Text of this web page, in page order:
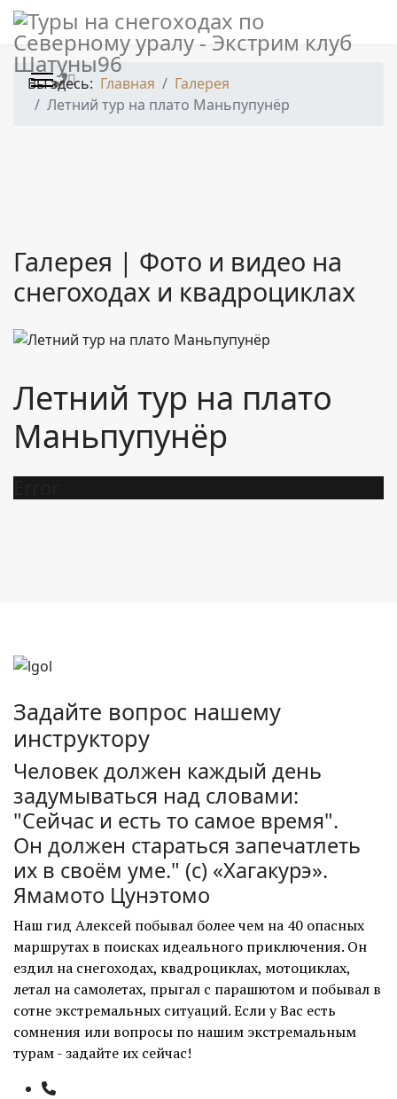
Контакты
Ленина 52
+7 (912) 279 67 96
shatuny96@yandex.ru
Вы здесь: Главная
Галерея
Летний тур на плато Маньпупунёр
Галерея | Фото и видео на
снегоходах и квадроциклах
Летний тур на плато
Маньпупунёр
Задайте вопрос нашему
инструктору
Человек должен каждый день
задумываться над словами:
"Сейчас и есть то самое время".
Он должен стараться запечатлеть
их в своём уме." (с) «Хагакурэ».
Ямамото Цунэтомо
Наш гид Алексей побывал более чем на 40 опасных
маршрутах в поисках идеального приключения. Он
ездил на снегоходах, квадроциклах, мотоциклах,
летал на самолетах, прыгал с парашютом и побывал в
сотне экстремальных ситуаций. Если у Вас есть
сомнения или вопросы по нашим экстремальным
турам - задайте их сейчас!